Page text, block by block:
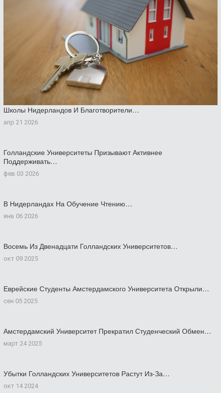
Школы Нидерландов И Благотворители…
апр 21 2026
Голландские Университеты Призывают Активнее
Поддерживать…
фев 03 2026
В Нидерландах На Обучение Чтению…
янв 06 2026
Восемь Из Двенадцати Голландских Университетов…
окт 09 2025
Еврейские Студенты Амстердамского Университета Открыли…
сен 05 2025
Амстердамский Университет Прекратил Студенческий Обмен…
март 24 2025
Убытки Голландских Университетов Растут Из-За…
окт 14 2024